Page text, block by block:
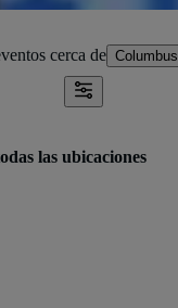
cerca de Columbus
las ubicaciones